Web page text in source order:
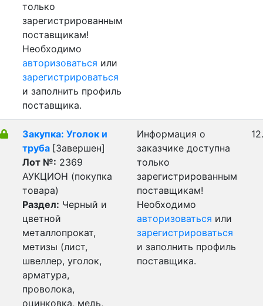
только
зарегистрированным
поставщикам!
Необходимо
авторизоваться или
зарегистрироваться
и заполнить профиль
поставщика.
Закупка: Уголок и
труба [Завершен]
Лот №: 2369
АУКЦИОН (покупка
товара)
Раздел: Черный и
цветной
металлопрокат,
метизы (лист,
швеллер, уголок,
арматура,
проволока,
оцинковка, медь,
Информация о
заказчике доступна
только
зарегистрированным
поставщикам!
Необходимо
авторизоваться или
зарегистрироваться
и заполнить профиль
поставщика.